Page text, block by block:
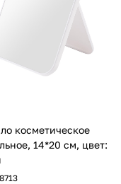
косметическое
14*20 см, цвет: